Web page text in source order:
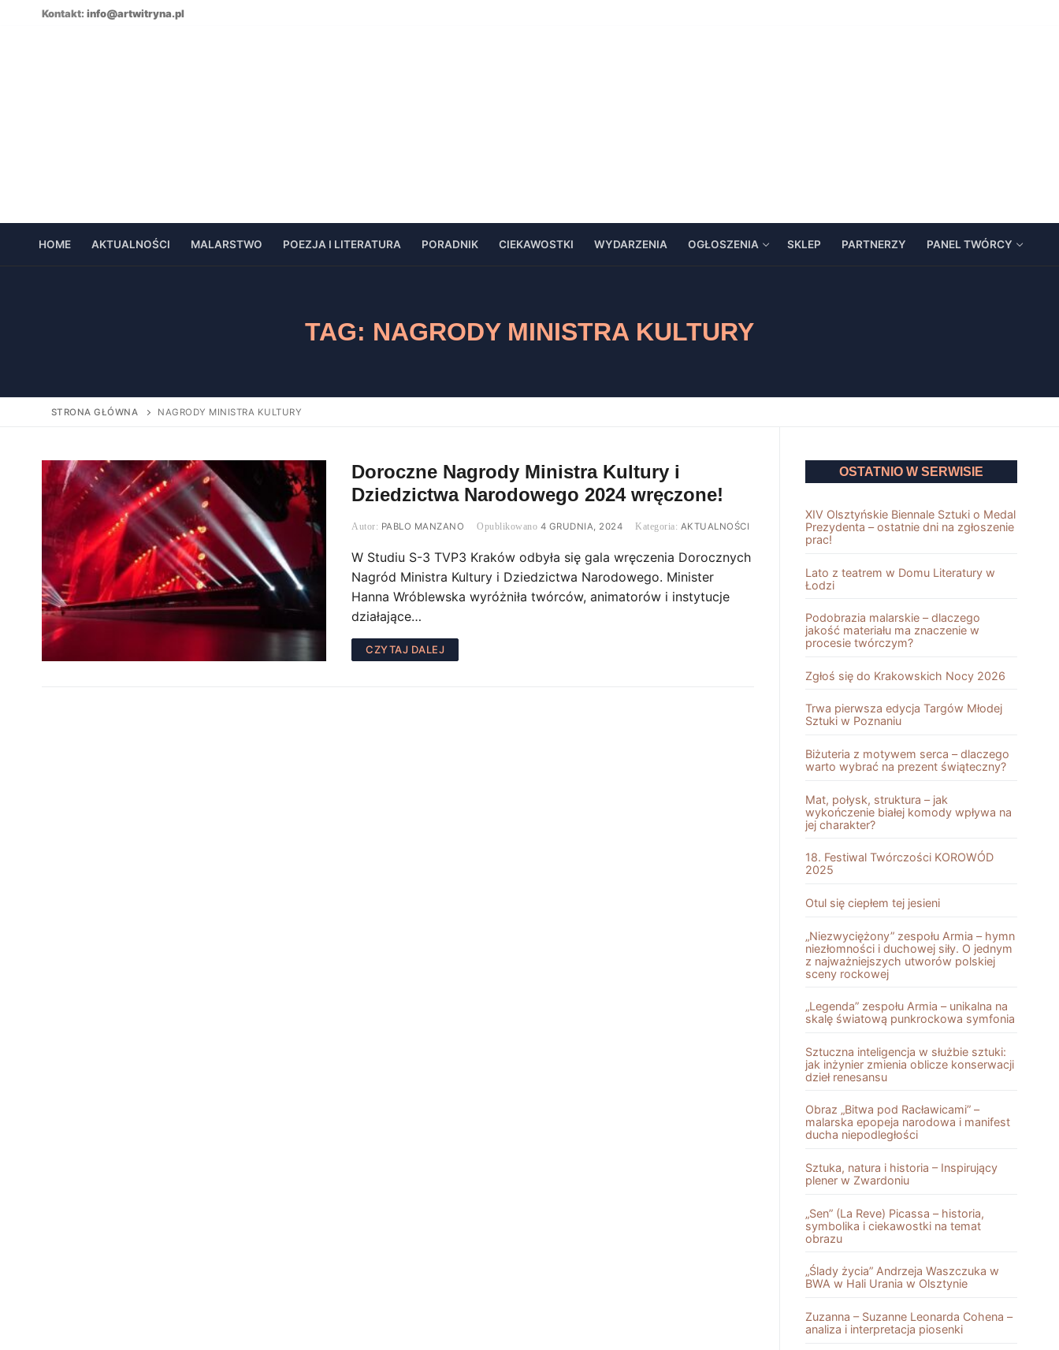
Kontakt: info@artwitryna.pl
HOME AKTUALNOŚCI MALARSTWO POEZJA I LITERATURA PORADNIK CIEKAWOSTKI WYDARZENIA OGŁOSZENIA SKLEP PARTNERZY PANEL TWÓRCY
TAG: NAGRODY MINISTRA KULTURY
STRONA GŁÓWNA NAGRODY MINISTRA KULTURY
Doroczne Nagrody Ministra Kultury i
Dziedzictwa Narodowego 2024 wręczone!
PABLO MANZANO 4 GRUDNIA, 2024 AKTUALNOŚCI
W Studiu S-3 TVP3 Kraków odbyła się gala wręczenia Dorocznych
Nagród Ministra Kultury i Dziedzictwa Narodowego. Minister
Hanna Wróblewska wyróżniła twórców, animatorów i instytucje
działające…
CZYTAJ DALEJ
OSTATNIO W SERWISIE
XIV Olsztyńskie Biennale Sztuki o Medal
Prezydenta – ostatnie dni na zgłoszenie
prac!
Lato z teatrem w Domu Literatury w
Łodzi
Podobrazia malarskie – dlaczego
jakość materiału ma znaczenie w
procesie twórczym?
Zgłoś się do Krakowskich Nocy 2026
Trwa pierwsza edycja Targów Młodej
Sztuki w Poznaniu
Biżuteria z motywem serca – dlaczego
warto wybrać na prezent świąteczny?
Mat, połysk, struktura – jak
wykończenie białej komody wpływa na
jej charakter?
18. Festiwal Twórczości KOROWÓD
2025
Otul się ciepłem tej jesieni
„Niezwyciężony” zespołu Armia – hymn
niezłomności i duchowej siły. O jednym
z najważniejszych utworów polskiej
sceny rockowej
„Legenda” zespołu Armia – unikalna na
skalę światową punkrockowa symfonia
Sztuczna inteligencja w służbie sztuki:
jak inżynier zmienia oblicze konserwacji
dzieł renesansu
Obraz „Bitwa pod Racławicami” –
malarska epopeja narodowa i manifest
ducha niepodległości
Sztuka, natura i historia – Inspirujący
plener w Zwardoniu
„Sen” (La Reve) Picassa – historia,
symbolika i ciekawostki na temat
obrazu
„Ślady życia” Andrzeja Waszczuka w
BWA w Hali Urania w Olsztynie
Zuzanna – Suzanne Leonarda Cohena –
analiza i interpretacja piosenki